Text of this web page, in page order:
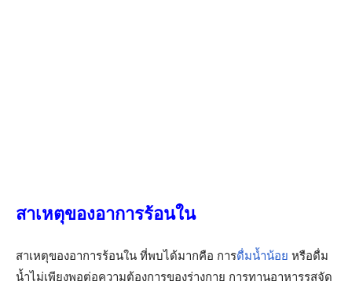
สาเหตุของอาการร้อนใน
สาเหตุของอาการร้อนใน ที่พบได้มากคือ การดื่มน้ำน้อย หรือดื่ม
น้ำไม่เพียงพอต่อความต้องการของร่างกาย การทานอาหารรสจัด